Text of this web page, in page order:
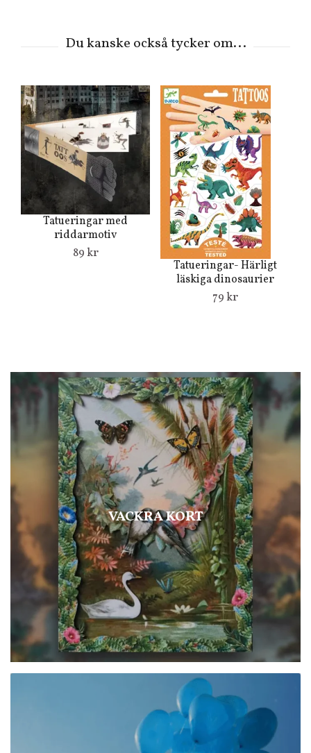
VACKRA KORT
Tatueringar med
riddarmotiv
89 kr
Tatueringar- Härligt
läskiga dinosaurier
79 kr